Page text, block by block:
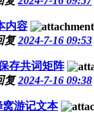
内容
复2024-7-16 09:53
存共词矩阵
复2024-7-16 09:38
窝游记文本